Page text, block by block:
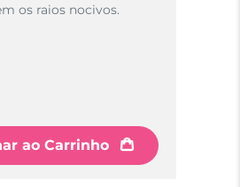
os raios nocivos.
ao Carrinho